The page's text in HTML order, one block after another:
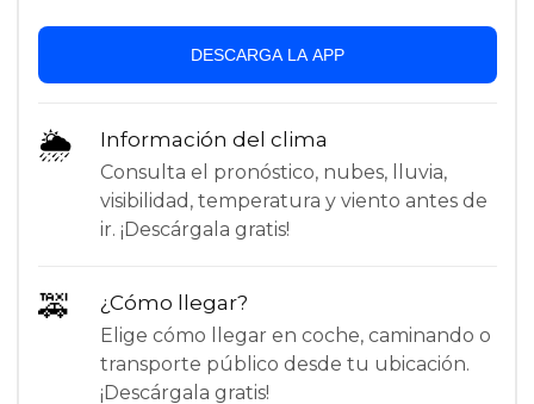
DESCARGA LA APP
🌦 Información del clima
Consulta el pronóstico, nubes, lluvia,
visibilidad, temperatura y viento antes de
ir. ¡Descárgala gratis!
🚕 ¿Cómo llegar?
Elige cómo llegar en coche, caminando o
transporte público desde tu ubicación.
¡Descárgala gratis!